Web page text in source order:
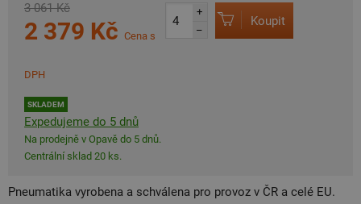
3 061 Kč
2 379 Kč Cena s
DPH
SKLADEM
Expedujeme do 5 dnů
Na prodejně v Opavě do 5 dnů.
Centrální sklad 20 ks.
+
–
Koupit
Pneumatika vyrobena a schválena pro provoz v ČR a celé EU.